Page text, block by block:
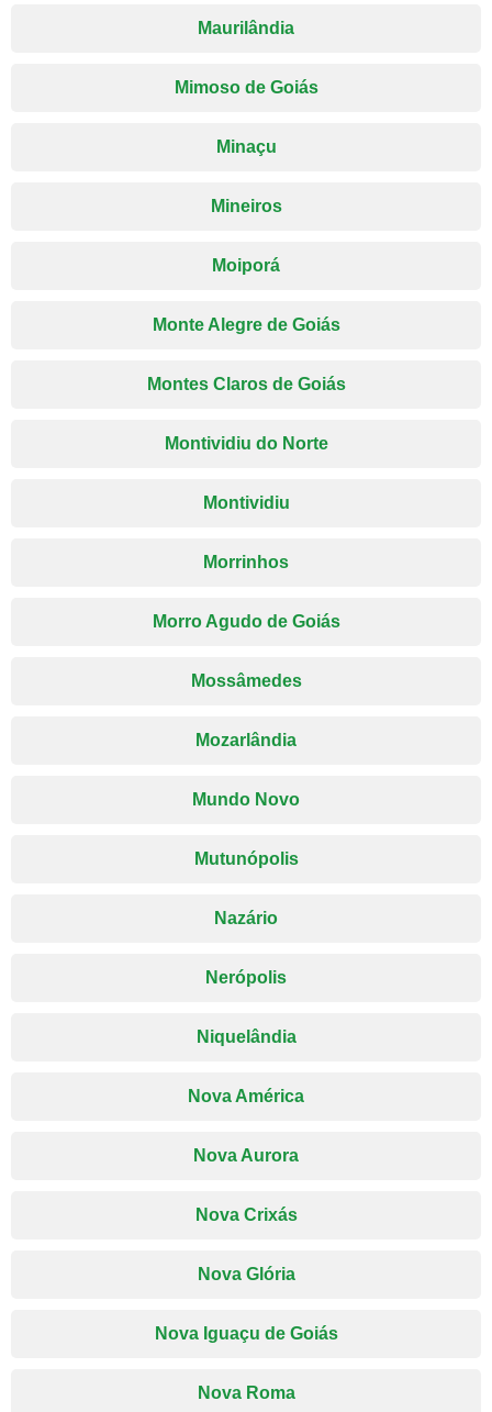
Maurilândia
Mimoso de Goiás
Minaçu
Mineiros
Moiporá
Monte Alegre de Goiás
Montes Claros de Goiás
Montividiu do Norte
Montividiu
Morrinhos
Morro Agudo de Goiás
Mossâmedes
Mozarlândia
Mundo Novo
Mutunópolis
Nazário
Nerópolis
Niquelândia
Nova América
Nova Aurora
Nova Crixás
Nova Glória
Nova Iguaçu de Goiás
Nova Roma